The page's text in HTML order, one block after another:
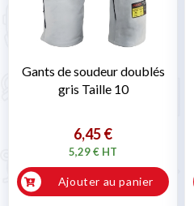
Gants de soudeur doublés
gris Taille 10
6,45 €
5,29 € HT
Ajouter au panier